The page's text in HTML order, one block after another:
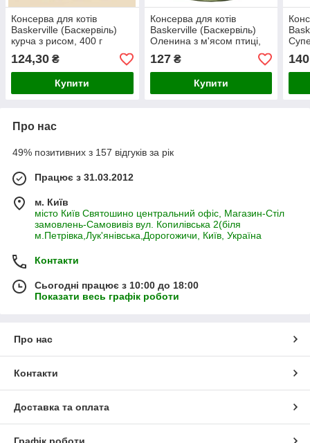
Консерва для котів
Baskerville (Баскервіль)
курча з рисом, 400 г
124,30 ₴
Купити
Консерва для котів
Baskerville (Баскервіль)
Оленина з м'ясом птиці,
127₴
Купити
Про нас
49% позитивних з 157 відгуків за рік
Працює з 31.03.2012
м. Київ
місто Київ Святошино центральний офіс, Магазин-Стіл
замовлень-Самовивіз вул. Копилівська 2(біля
м.Петрівка,Лук'янівська,Дорогожичи, Київ, Україна
Контакти
Сьогодні працює з 10:00 до 18:00
Показати весь графік роботи
Про нас
Контакти
Доставка та оплата